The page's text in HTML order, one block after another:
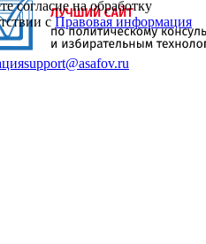
согласие на обработку
сПравовая информация
support@asafov.ru